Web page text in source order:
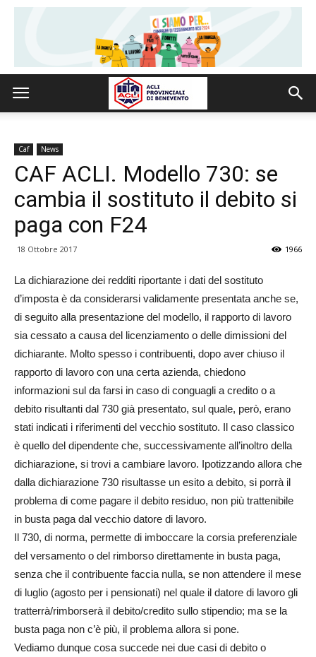
Caf News
CAF ACLI. Modello 730: se
cambia il sostituto il debito si
paga con F24
18 Ottobre 2017 1966
La dichiarazione dei redditi riportante i dati del sostituto
d’imposta è da considerarsi validamente presentata anche se,
di seguito alla presentazione del modello, il rapporto di lavoro
sia cessato a causa del licenziamento o delle dimissioni del
dichiarante. Molto spesso i contribuenti, dopo aver chiuso il
rapporto di lavoro con una certa azienda, chiedono
informazioni sul da farsi in caso di conguagli a credito o a
debito risultanti dal 730 già presentato, sul quale, però, erano
stati indicati i riferimenti del vecchio sostituto. Il caso classico
è quello del dipendente che, successivamente all’inoltro della
dichiarazione, si trovi a cambiare lavoro. Ipotizzando allora che
dalla dichiarazione 730 risultasse un esito a debito, si porrà il
problema di come pagare il debito residuo, non più trattenibile
in busta paga dal vecchio datore di lavoro.
Il 730, di norma, permette di imboccare la corsia preferenziale
del versamento o del rimborso direttamente in busta paga,
senza che il contribuente faccia nulla, se non attendere il mese
di luglio (agosto per i pensionati) nel quale il datore di lavoro gli
tratterrà/rimborserà il debito/credito sullo stipendio; ma se la
busta paga non c’è più, il problema allora si pone.
Vediamo dunque cosa succede nei due casi di debito o